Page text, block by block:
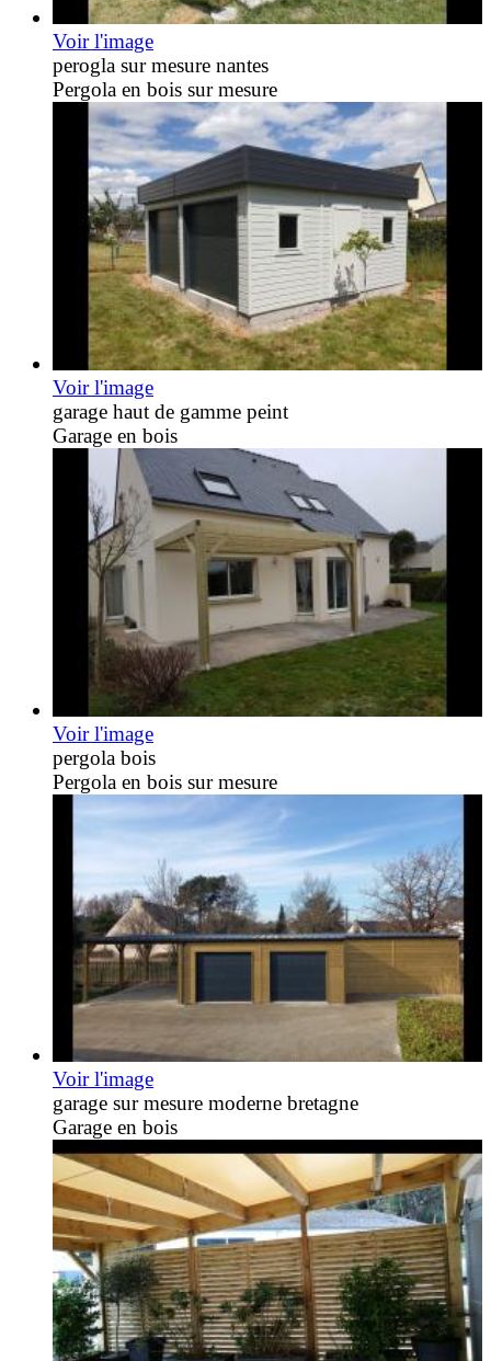
Voir l'image
perogla sur mesure nantes
Pergola en bois sur mesure
Voir l'image
garage haut de gamme peint
Garage en bois
Voir l'image
pergola bois
Pergola en bois sur mesure
Voir l'image
garage sur mesure moderne bretagne
Garage en bois